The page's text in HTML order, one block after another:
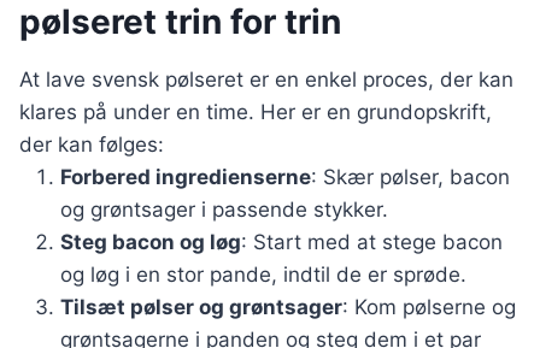
pølseret trin for trin
At lave svensk pølseret er en enkel proces, der kan
klares på under en time. Her er en grundopskrift,
der kan følges:
Forbered ingredienserne: Skær pølser, bacon
og grøntsager i passende stykker.
Steg bacon og løg: Start med at stege bacon
og løg i en stor pande, indtil de er sprøde.
Tilsæt pølser og grøntsager: Kom pølserne og
grøntsagerne i panden og steg dem i et par